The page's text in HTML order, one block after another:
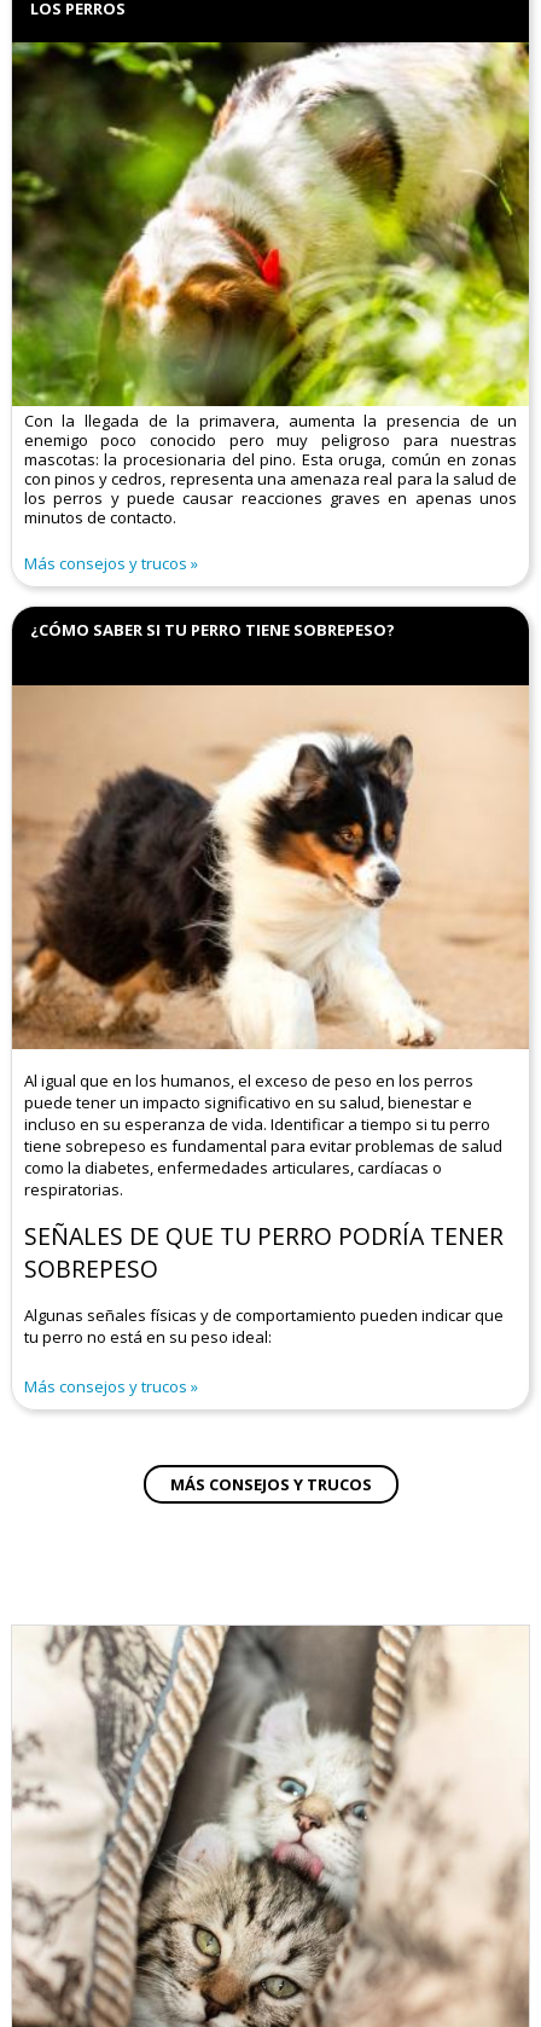
LOS PERROS
Con la llegada de la primavera, aumenta la presencia de un
enemigo poco conocido pero muy peligroso para nuestras
mascotas: la procesionaria del pino. Esta oruga, común en zonas
con pinos y cedros, representa una amenaza real para la salud de
los perros y puede causar reacciones graves en apenas unos
minutos de contacto.
Más consejos y trucos
¿CÓMO SABER SI TU PERRO TIENE SOBREPESO?
Al igual que en los humanos, el exceso de peso en los perros
puede tener un impacto significativo en su salud, bienestar e
incluso en su esperanza de vida. Identificar a tiempo si tu perro
tiene sobrepeso es fundamental para evitar problemas de salud
como la diabetes, enfermedades articulares, cardíacas o
respiratorias.
SEÑALES DE QUE TU PERRO PODRÍA TENER
SOBREPESO
Algunas señales físicas y de comportamiento pueden indicar que
tu perro no está en su peso ideal:
Más consejos y trucos
MÁS CONSEJOS Y TRUCOS